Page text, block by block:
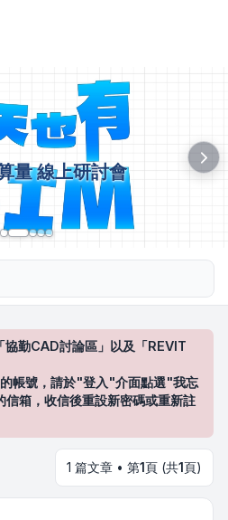
量 線上研討會
勤CAD討論區」以及「REVIT
帳號，請於"登入"介面點選"我忘
箱，收信後重設新密碼或重新註
1 篇文章 • 第1頁 (共1頁)